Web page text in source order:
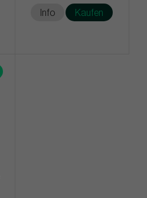
Info Kaufen